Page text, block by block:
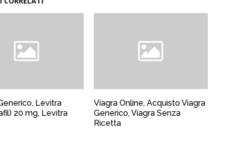
Levitra
20 mg, Levitra
Viagra Online, Acquisto Viagra
Generico, Viagra Senza
Ricetta